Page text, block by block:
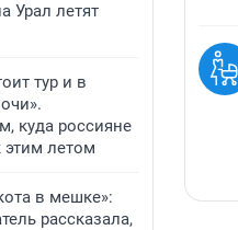
Урал летят
тур и в
куда россияне
этим летом
в мешке»:
рассказала,